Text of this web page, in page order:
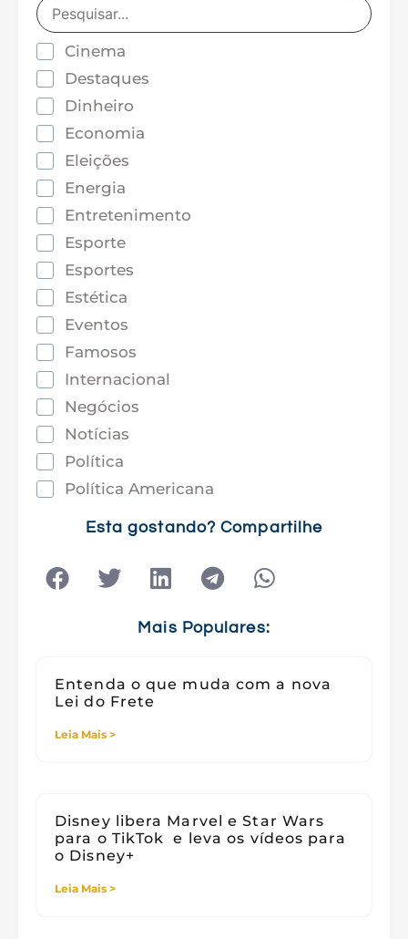
Cinema
Destaques
Dinheiro
Economia
Eleições
Energia
Entretenimento
Esporte
Esportes
Estética
Eventos
Famosos
Internacional
Negócios
Notícias
Política
Política Americana
Tecnologia
Esta gostando? Compartilhe
Mais Populares:
Entenda o que muda com a nova
Lei do Frete
Leia Mais >
Disney libera Marvel e Star Wars
para o TikTok e leva os vídeos para
o Disney+
Leia Mais >